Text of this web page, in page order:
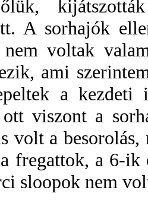
A sorhajók
voltak
ami
a kezdeti
viszont a
volt a
fregattok, a 6-
sloopok nem